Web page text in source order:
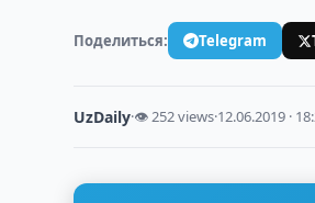
Поделиться: Telegram
UzDaily·👁 252 views·12.06.2019 ·